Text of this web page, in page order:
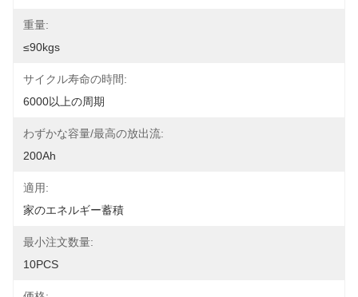
重量:
≤90kgs
サイクル寿命の時間:
6000以上の周期
わずかな容量/最高の放出流:
200Ah
適用:
家のエネルギー蓄積
最小注文数量:
10PCS